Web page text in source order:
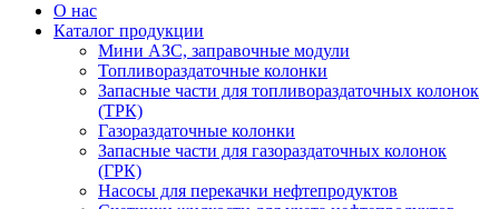
О нас
Каталог продукции
Мини АЗС, заправочные модули
Топливораздаточные колонки
Запасные части для топливораздаточных колонок
(ТРК)
Газораздаточные колонки
Запасные части для газораздаточных колонок
(ГРК)
Насосы для перекачки нефтепродуктов